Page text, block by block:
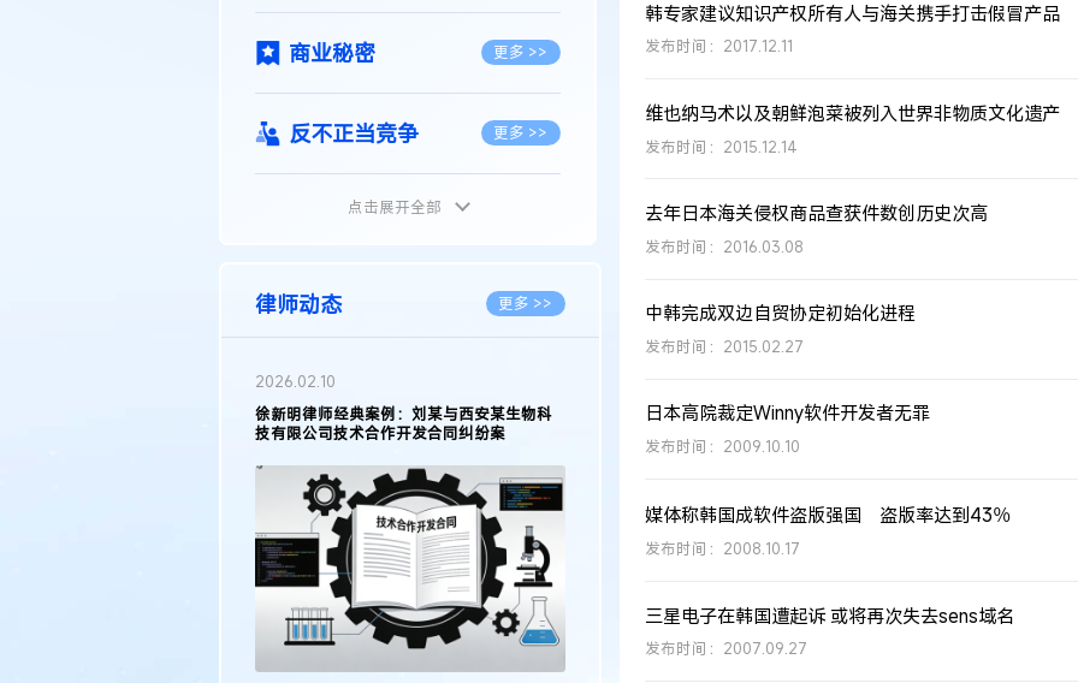
商业秘密 更多 >>
反不正当竞争 更多 >>
植物新品种
地理标志 更多 >>
集成电路布图设计
传统文化 更多 >>
点击展开全部
律师动态 更多 >>
2026.02.10
徐新明律师经典案例：刘某与西安某生物科
技有限公司技术合作开发合同纠纷案
韩专家建议知识产权所有人与海关携手打击假冒产品
发布时间：2017.12.11
维也纳马术以及朝鲜泡菜被列入世界非物质文化遗产
发布时间：2015.12.14
去年日本海关侵权商品查获件数创历史次高
发布时间：2016.03.08
中韩完成双边自贸协定初始化进程
发布时间：2015.02.27
日本高院裁定Winny软件开发者无罪
发布时间：2009.10.10
媒体称韩国成软件盗版强国 盗版率达到43％
发布时间：2008.10.17
三星电子在韩国遭起诉 或将再次失去sens域名
发布时间：2007.09.27